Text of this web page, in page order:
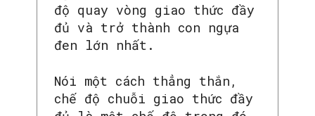
độ quay vòng giao thức đầy
đủ và trở thành con ngựa
đen lớn nhất.
Nói một cách thẳng thắn,
chế độ chuỗi giao thức đầy